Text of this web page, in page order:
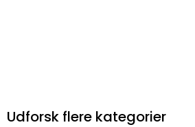
Udforsk flere kategorier